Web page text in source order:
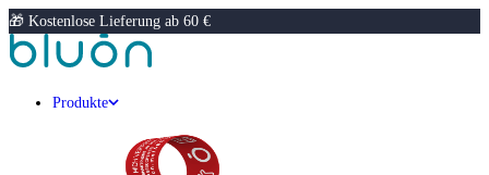
🎁 Kostenlose Lieferung ab 60 €
Produkte